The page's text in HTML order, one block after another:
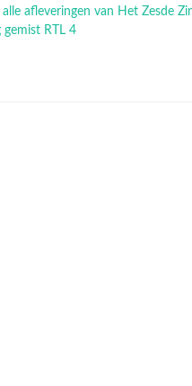
alle afleveringen van Het Zesde
gemist RTL 4